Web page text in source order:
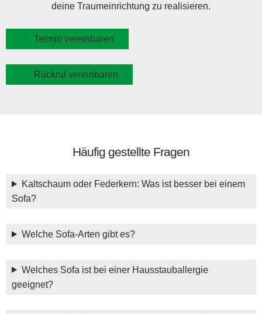
deine Traumeinrichtung zu realisieren.
Termin vereinbaren
Rückruf vereinbaren
Häufig gestellte Fragen
Kaltschaum oder Federkern: Was ist besser bei einem
Sofa?
Welche Sofa-Arten gibt es?
Welches Sofa ist bei einer Hausstauballergie
geeignet?